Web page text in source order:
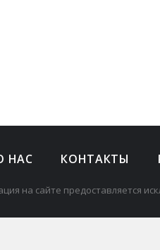
НАС КОНТАКТЫ
на сайте предоставляется